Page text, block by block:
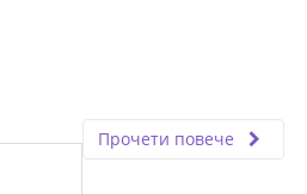
Прочети повече